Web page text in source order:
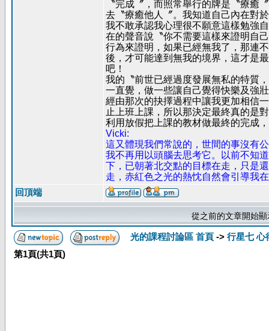
〝完成〞，而照常舉行的牌是〝療癒
去〝療癒他人〞。我知道自己內在對
我不敢承認我心理很不願意這樣勉強
在的聲音說〝你不需要這樣來證明自
行為來證明，如果已經無我了，那連
後，才可能達到無我的境界，這才是
吧！
我的〝前世已經過度發展無私的特質
一直覺，做一些讓自己覺得快樂及強
經由那次的抉擇過程中讓我更加相信
止上班上課，所以那決定最終真的是
利用放假把上課的教材做最終的完成
Vicki:
這又體現我們常說的，世間的事沒有
我不再用以頭腦去思考它。以前不知
下，已朝著北交點的目標在走，只是
走，赤紅色之光的熱忱自然會引導我
回頂端
從之前的文章開始
光的課程討論區 首頁 -> 行星七 心
第1頁(共1頁)